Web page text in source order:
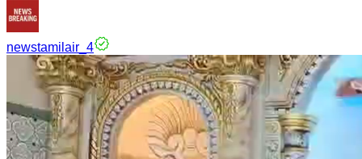
newstamilair_4